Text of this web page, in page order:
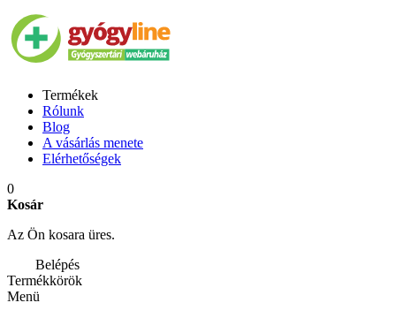
Termékek
Rólunk
Blog
A vásárlás menete
Elérhetőségek
0
Kosár
Az Ön kosara üres.
Belépés
Termékkörök
Menü